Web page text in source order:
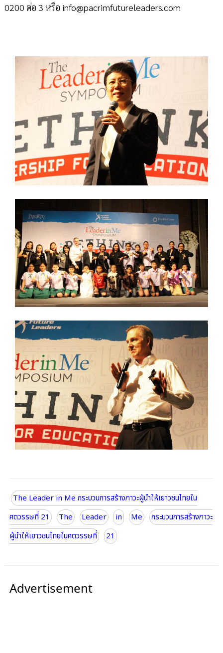
0200 ต่อ 3 หรือ info@pacrimfutureleaders.com
The Leader in Me กระบวนการสร้างภาวะผู้นำให้เยาวชนไทยใน
ศตวรรษที่ 21
The Leader in Me
กระบวนการสร้างภาวะ
ผู้นำให้เยาวชนไทยในศตวรรษที่
21
Advertisement